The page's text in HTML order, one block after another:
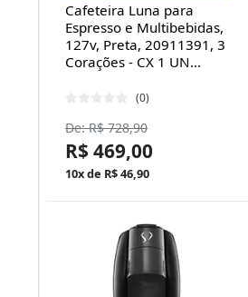
Cafeteira Luna para
Espresso e Multibebidas,
127v, Preta, 20911391, 3
Corações - CX 1 UN...
(0)
De: R$ 728,90
R$ 469,00
10x de R$ 46,90